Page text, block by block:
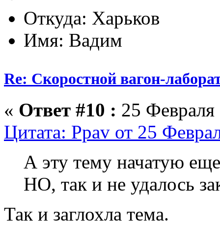
Откуда: Харьков
Имя: Вадим
Re: Скоростной вагон-
« Ответ #10 : 25
Цитата: Ppav от 25
А эту тему начатую
HO, так и не удалось
Так и заглохла тема.